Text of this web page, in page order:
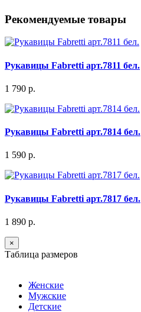
Рекомендуемые товары
Рукавицы Fabretti арт.7811 бел.
1 790 р.
Рукавицы Fabretti арт.7814 бел.
1 590 р.
Рукавицы Fabretti арт.7817 бел.
1 890 р.
×
Таблица размеров
Женские
Мужские
Детские